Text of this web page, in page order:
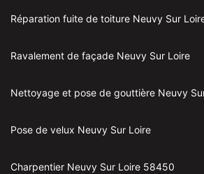
Réparation fuite de toiture Neuvy Sur
Ravalement de façade Neuvy Sur Loire
Nettoyage et pose de gouttière Neuvy
Pose de velux Neuvy Sur Loire
Charpentier Neuvy Sur Loire 58450